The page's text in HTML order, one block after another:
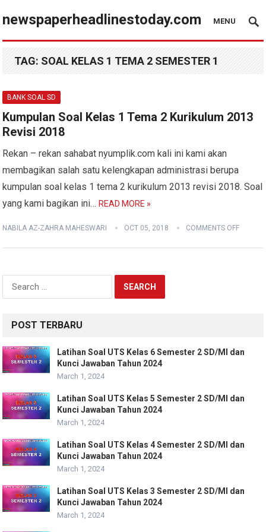
newspaperheadlinestoday.com MENU
TAG: SOAL KELAS 1 TEMA 2 SEMESTER 1
BANK SOAL SD
Kumpulan Soal Kelas 1 Tema 2 Kurikulum 2013
Revisi 2018
Rekan – rekan sahabat nyumplik.com kali ini kami akan
membagikan salah satu kelengkapan administrasi berupa
kumpulan soal kelas 1 tema 2 kurikulum 2013 revisi 2018. Soal
yang kami bagikan ini…READ MORE »
NABILA AZ-ZAHRA MAHESWARI OCT 05, 2018 COMMENTS OFF
Search
for:
POST TERBARU
Latihan Soal UTS Kelas 6 Semester 2 SD/MI dan
Kunci Jawaban Tahun 2024
March 1, 2024
Latihan Soal UTS Kelas 5 Semester 2 SD/MI dan
Kunci Jawaban Tahun 2024
March 1, 2024
Latihan Soal UTS Kelas 4 Semester 2 SD/MI dan
Kunci Jawaban Tahun 2024
March 1, 2024
Latihan Soal UTS Kelas 3 Semester 2 SD/MI dan
Kunci Jawaban Tahun 2024
March 1, 2024